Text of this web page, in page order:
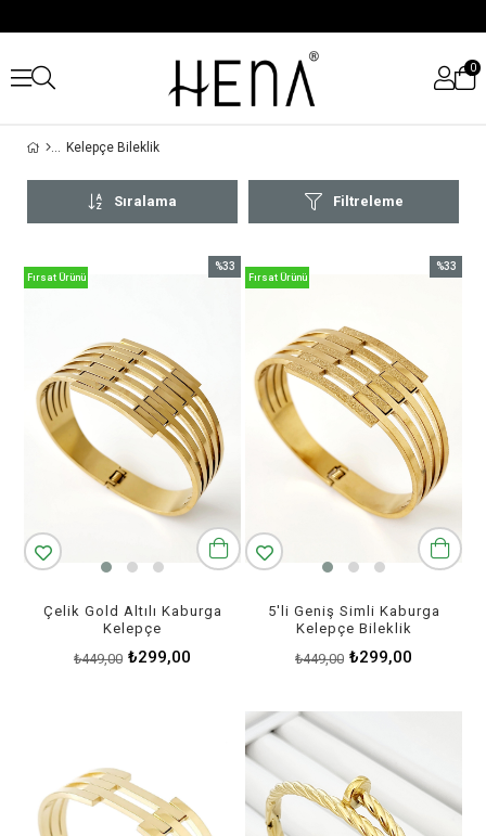
0
Kelepçe Bileklik
Filtreleme
Sıralama
Çelik Gold Altılı Kaburga
Kelepçe
₺299,00
₺449,00
%33
Fırsat Ürünü
5'li Geniş Simli Kaburga
Kelepçe Bileklik
₺299,00
₺449,00
%33
Fırsat Ürünü